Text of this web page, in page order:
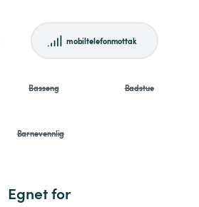
mobiltelefonmottak
Basseng Badstue
Barnevennlig
Egnet for